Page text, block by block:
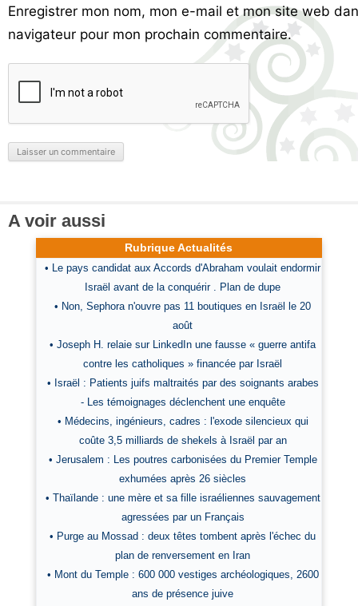
Enregistrer mon nom, mon e-mail et mon site web
navigateur pour mon prochain commentaire.
A voir aussi
Rubrique Actualités
• Le pays candidat aux Accords d'Abraham voulait endormir
Israël avant de la conquérir . Plan de dupe
• Non, Sephora n'ouvre pas 11 boutiques en Israël le 20
août
• Joseph H. relaie sur LinkedIn une fausse « guerre antifa
contre les catholiques » financée par Israël
• Israël : Patients juifs maltraités par des soignants arabes
- Les témoignages déclenchent une enquête
• Médecins, ingénieurs, cadres : l'exode silencieux qui
coûte 3,5 milliards de shekels à Israël par an
• Jerusalem : Les poutres carbonisées du Premier Temple
exhumées après 26 siècles
• Thaïlande : une mère et sa fille israéliennes sauvagement
agressées par un Français
• Purge au Mossad : deux têtes tombent après l'échec du
plan de renversement en Iran
• Mont du Temple : 600 000 vestiges archéologiques, 2600
ans de présence juive